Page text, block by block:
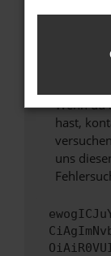
Wende
Wenn du
hast,
uns